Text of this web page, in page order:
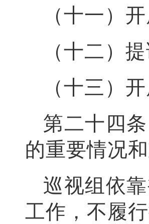
（十一）
（十二）
（十三）
第二十四
的重要情况
巡视组依
工作，不履